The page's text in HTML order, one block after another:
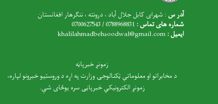
آدر س : شهرای کابل جلال آباد ، درونته ، ننگرهار افغانستان
شماره های تماس :
ایمیل : khalilahmadbehsoodwal@gmail.com
زمونږ خبرپاڼه
د مخابراتو او معلوماتي ټکنالوجۍ وزارت په اړه د وروستیو خبرونو لپاره،
زمونږ الکترونیکي خبرپاڼی سره یوځای شې.